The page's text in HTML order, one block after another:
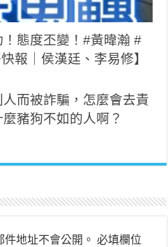
態度丕變！#黃暐瀚 #
報｜侯漢廷、李易修】
而被詐騙，怎麼會去責
豬狗不如的人啊？
地址不會公開。 必填欄位